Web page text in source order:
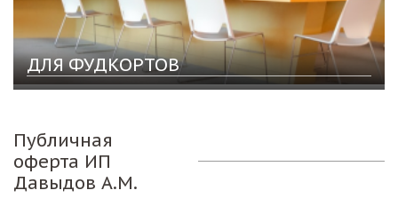
ДЛЯ ФУДКОРТОВ
Публичная
оферта ИП
Давыдов А.М.